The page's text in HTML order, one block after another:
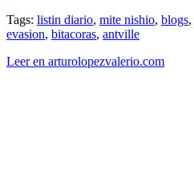
Tags: listin diario, mite nishio, blogs,
evasion, bitacoras, antville
Leer en arturolopezvalerio.com